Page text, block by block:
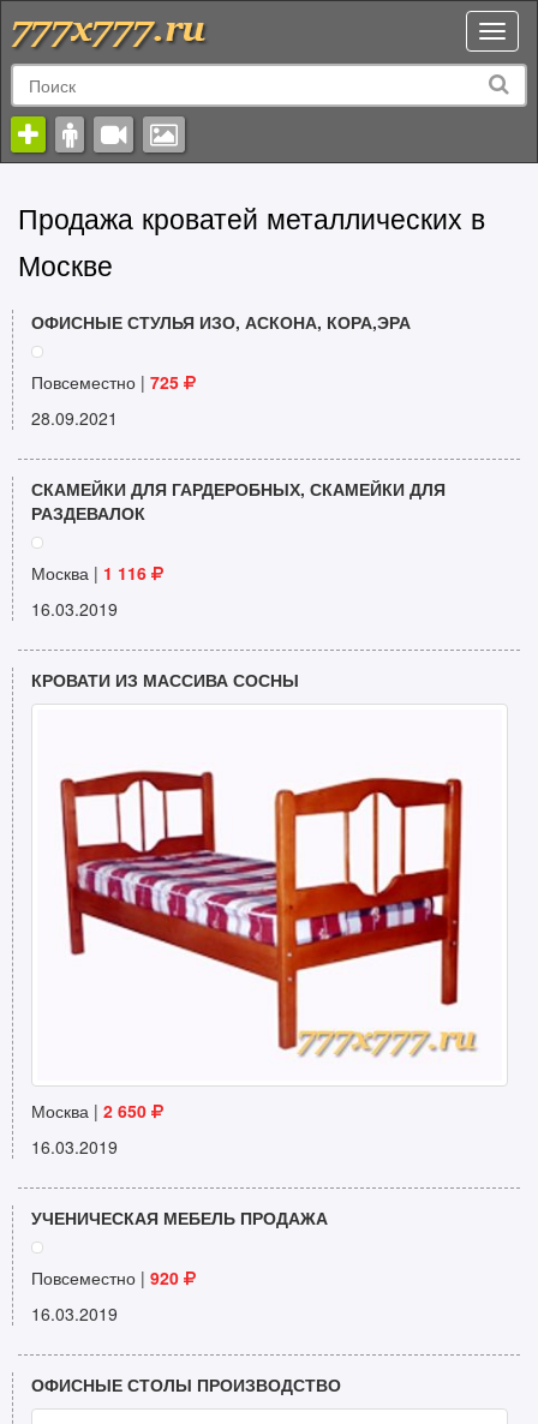
Продажа кроватей металлических в
Москве
ОФИСНЫЕ СТУЛЬЯ ИЗО, АСКОНА, КОРА,ЭРА
Повсеместно | 725
28.09.2021
СКАМЕЙКИ ДЛЯ ГАРДЕРОБНЫХ, СКАМЕЙКИ ДЛЯ
РАЗДЕВАЛОК
Москва | 1 116
16.03.2019
КРОВАТИ ИЗ МАССИВА СОСНЫ
Москва | 2 650
16.03.2019
УЧЕНИЧЕСКАЯ МЕБЕЛЬ ПРОДАЖА
Повсеместно | 920
16.03.2019
ОФИСНЫЕ СТОЛЫ ПРОИЗВОДСТВО